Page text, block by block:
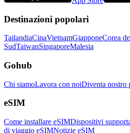
Destinazioni popolari
TailandiaCinaVietnamGiapponeCorea
SudTaiwanSingaporeMalesia
Gohub
Chi siamoLavora con noiDiventa nostro
eSIM
Come installare eSIMDispositivi
di viaggio eSIMNotizie eSIM